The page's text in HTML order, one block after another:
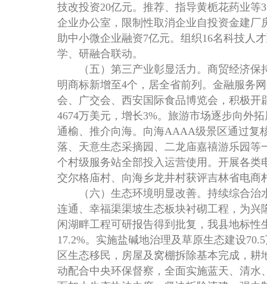
技改投资20亿元。推荐、指导黄栀花药业
企业办公室，限制性取消企业自投资金建
助中小微企业融资7亿元。组织16名科技人
学、研融合联动。
（五）第三产业彰显活力。商贸经济保
明商标新增至4个，居全省前列。金融服务
会、广交会、西安国际食品博览会，积极
4674万美元，增长3%。旅游市场逐步向外
通榆、推介向海。向海AAAA级景区通过复
落、天意生态采摘园、二龙庙嘉禧游乐园
个村级服务站全部投入运营使用。开展各类
交尔格庙村、向海乡龙井村获评吉林省电商
（六）生态环境明显改善。持续综合治
连通、幸福渠渠坡生态板块衬砌工程，为
闲湖畔工程可研报告得到批复，我县地标
17.2%。实施盐碱地治理及草原生态建设
区生态移民，房屋及窝棚拆除基本完成，
动配合中央环保督察，全面实施蓝天、清